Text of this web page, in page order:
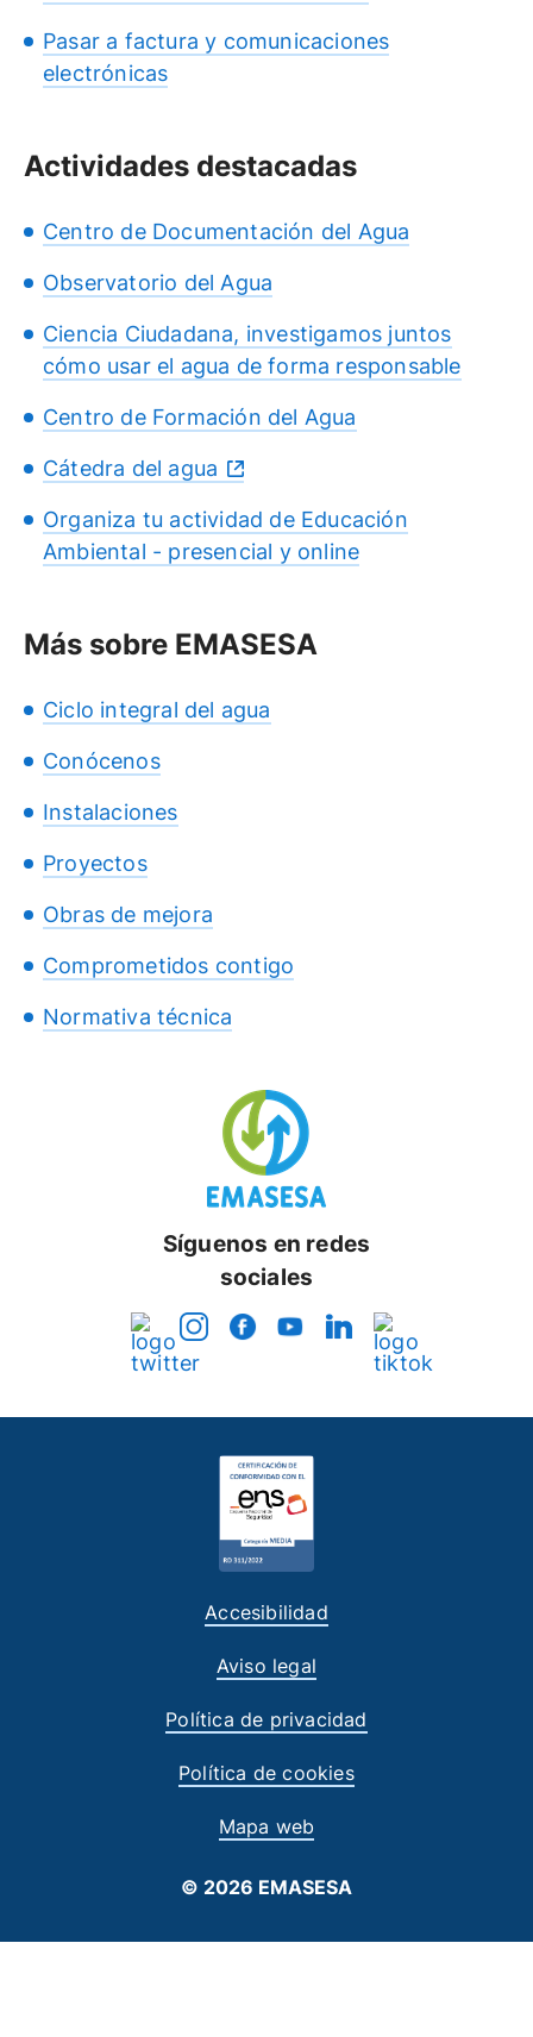
Pasar a factura y comunicaciones
electrónicas
Actividades destacadas
Centro de Documentación del Agua
Observatorio del Agua
Ciencia Ciudadana, investigamos juntos
cómo usar el agua de forma responsable
Centro de Formación del Agua
Cátedra del agua
Organiza tu actividad de Educación
Ambiental - presencial y online
Más sobre EMASESA
Ciclo integral del agua
Conócenos
Instalaciones
Proyectos
Obras de mejora
Comprometidos contigo
Normativa técnica
Síguenos en redes
sociales
Accesibilidad
Aviso legal
Política de privacidad
Política de cookies
Mapa web
© 2026 EMASESA